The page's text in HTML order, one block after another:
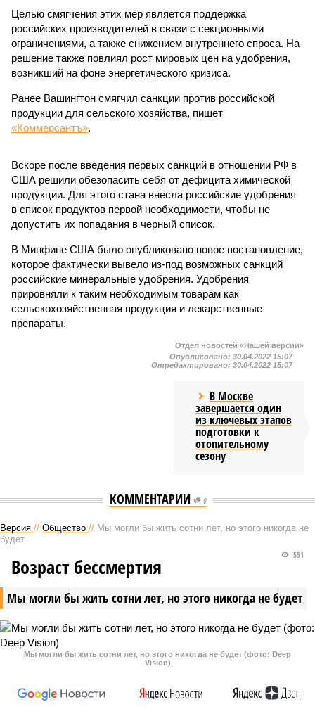
Целью смягчения этих мер является поддержка
российских производителей в связи с секционными
ограничениями, а также снижением внутреннего спроса. На
решение также повлиял рост мировых цен на удобрения,
возникший на фоне энергетического кризиса.
Ранее Вашингтон смягчил санкции против российской
продукции для сельского хозяйства, пишет
«Коммерсантъ».
Вскоре после введения первых санкций в отношении РФ в
США решили обезопасить себя от дефицита химической
продукции. Для этого стана внесла российские удобрения
в список продуктов первой необходимости, чтобы не
допустить их попадания в черный список.
В Минфине США было опубликовано новое постановление,
которое фактически вывело из-под возможных санкций
российские минеральные удобрения. Удобрения
прировняли к таким необходимым товарам как
сельскохозяйственная продукция и лекарственные
препараты.
Отдел новостей «Нашей версии»
Опубликовано: 30.04.2022 15:07
Отредактировано: 30.04.2022 15:07
В Москве
завершается один
из ключевых этапов
подготовки к
отопительному
сезону
КОММЕНТАРИИ 0
Версия // Общество // Мы могли бы жить сотни лет, но этого никогда не
будет
Мы могли бы жить сотни лет, но этого никогда не будет
551
Возраст бессмертия
Мы могли бы жить сотни лет, но этого никогда не будет (фото: Deep
Vision)